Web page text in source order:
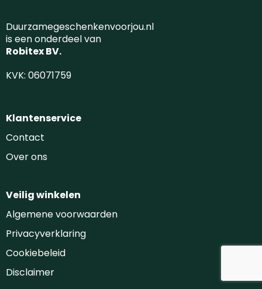
Duurzamegeschenkenvoorjou.nl
is een onderdeel van
Robitex BV.
KVK: 06071759
Klantenservice
Contact
Over ons
Veilig winkelen
Algemene voorwaarden
Privacyverklaring
Cookiebeleid
Disclaimer